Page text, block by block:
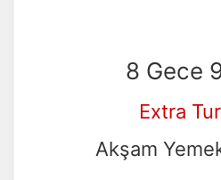
8 Gece
Extra
Akşam